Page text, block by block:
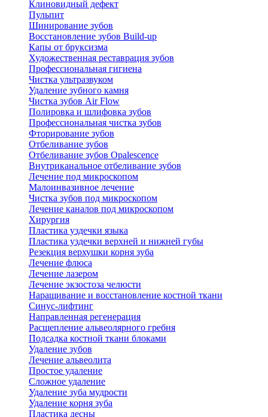
Клиновидный дефект
Пульпит
Шинирование зубов
Восстановление зубов Build-up
Капы от бруксизма
Художественная реставрация зубов
Профессиональная гигиена
Чистка ультразвуком
Удаление зубного камня
Чистка зубов Air Flow
Полировка и шлифовка зубов
Профессиональная чистка зубов
Фторирование зубов
Отбеливание зубов
Отбеливание зубов Opalescence
Внутриканальное отбеливание зубов
Лечение под микроскопом
Малоинвазивное лечение
Чистка зубов под микроскопом
Лечение каналов под микроскопом
Хирургия
Пластика уздечки языка
Пластика уздечки верхней и нижней губы
Резекция верхушки корня зуба
Лечение флюса
Лечение лазером
Лечение экзостоза челюсти
Наращивание и восстановление костной ткани
Синус-лифтинг
Направленная регенерация
Расщепление альвеолярного гребня
Подсадка костной ткани блоками
Удаление зубов
Лечение альвеолита
Простое удаление
Сложное удаление
Удаление зуба мудрости
Удаление корня зуба
Пластика десны